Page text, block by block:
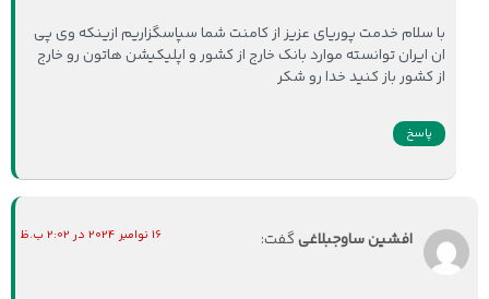
با سلام خدمت پوریای عزیز از کامنت شما سپاسگزاریم ازینکه وی پی
ان ایران توانسته موارد بانک خارج از کشور و اپلیکیشن هاتون رو خارج
از کشور باز کنید خدا رو شکر
پاسخ
افشین ساوجبلاغیگفت: 16 نوامبر 2024 در 2:02 ب.ظ